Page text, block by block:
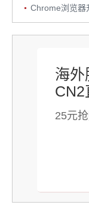
Chrome浏览器
海外
CN2
25元